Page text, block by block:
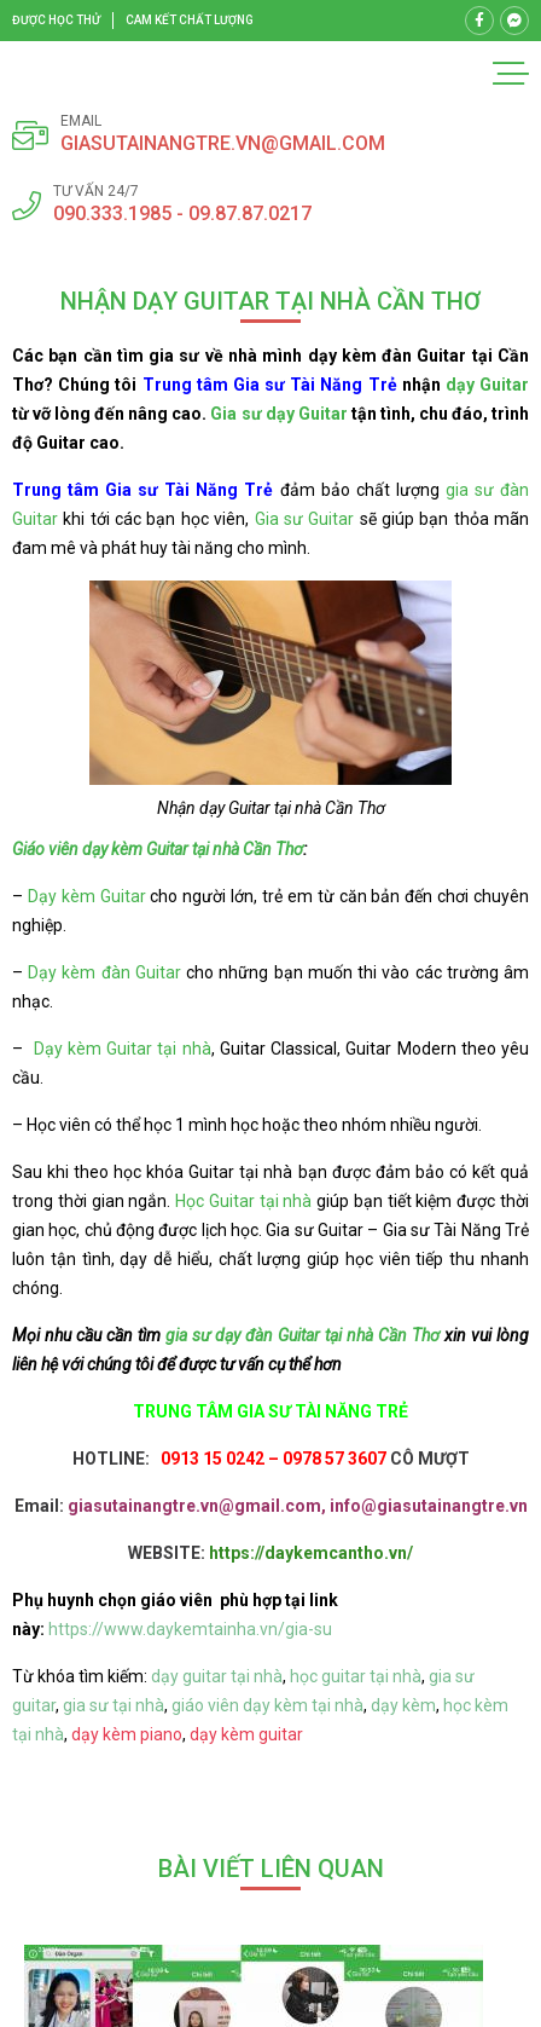
ĐƯỢC HỌC THỬ CAM KẾT CHẤT LƯỢNG
EMAIL
GIASUTAINANGTRE.VN@GMAIL.COM
TƯ VẤN 24/7
090.333.1985 - 09.87.87.0217
NHẬN DẠY GUITAR TẠI NHÀ CẦN THƠ
Các bạn cần tìm gia sư về nhà mình dạy kèm đàn Guitar tại Cần
Thơ? Chúng tôi Trung tâm Gia sư Tài Năng Trẻnhận dạy Guitar
từ vỡ lòng đến nâng cao. Gia sư dạy Guitar tận tình, chu đáo, trình
độ Guitar cao.
Trung tâm Gia sư Tài Năng Trẻ đảm bảo chất lượng gia sư đàn
Guitar khi tới các bạn học viên, Gia sư Guitar sẽ giúp bạn thỏa mãn
đam mê và phát huy tài năng cho mình.
Nhận dạy Guitar tại nhà Cần Thơ
Giáo viên dạy kèm Guitar tại nhà Cần Thơ:
– Dạy kèm Guitarcho người lớn, trẻ em từ căn bản đến chơi chuyên
nghiệp.
– Dạy kèm đàn Guitarcho những bạn muốn thi vào các trường âm
nhạc.
– Dạy kèm Guitar tại nhà, Guitar Classical, Guitar Modern theo yêu
cầu.
– Học viên có thể học 1 mình học hoặc theo nhóm nhiều người.
Sau khi theo học khóa Guitar tại nhà bạn được đảm bảo có kết quả
trong thời gian ngắn.
Học Guitar tại nhà giúp bạn tiết kiệm được thời
gian học, chủ động được lịch học. Gia sư Guitar – Gia sư Tài Năng Trẻ
luôn tận tình, dạy dễ hiểu, chất lượng giúp học viên tiếp thu nhanh
chóng.
Mọi nhu cầu cần tìm gia sư dạy đàn Guitar tại nhà Cần Thơxin vui lòng
liên hệ với chúng tôi để được tư vấn cụ thể hơn
TRUNG TÂM GIA SƯ TÀI NĂNG TRẺ
HOTLINE: 0913 15 0242 – 0978 57 3607 CÔ MƯỢT
Email: giasutainangtre.vn@gmail.com, info@giasutainangtre.vn
WEBSITE: https://daykemcantho.vn/
Phụ huynh chọn giáo viên phù hợp tại link
này: https://www.daykemtainha.vn/gia-su
Từ khóa tìm kiếm: dạy guitar tại nhà, học guitar tại nhà, gia sư
guitar, gia sư tại nhà, giáo viên dạy kèm tại nhà, dạy kèm, học kèm
tại nhà, dạy kèm piano, dạy kèm guitar
BÀI VIẾT LIÊN QUAN